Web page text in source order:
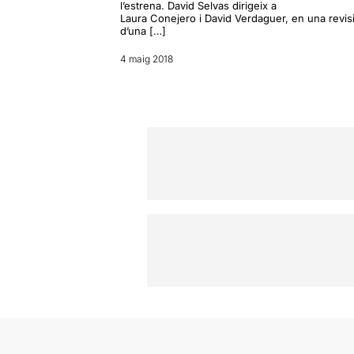
l’estrena. David Selvas dirigeix a
Laura Conejero i David Verdaguer, en una
d’una […]
4 maig 2018